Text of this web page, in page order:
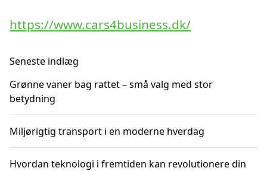
https://www.cars4business.dk/
Seneste indlæg
Grønne vaner bag rattet – små valg med stor
betydning
Miljørigtig transport i en moderne hverdag
Hvordan teknologi i fremtiden kan revolutionere din